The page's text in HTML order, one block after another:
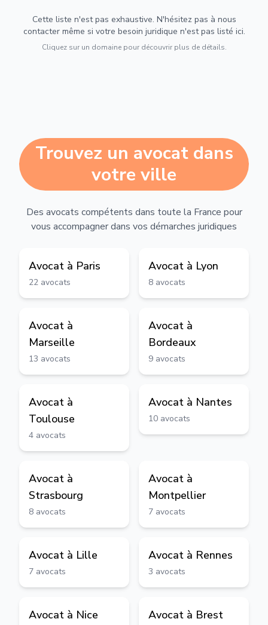
Cette liste n'est pas exhaustive. N'hésitez pas à nous
contacter même si votre besoin juridique n'est pas listé ici.
Cliquez sur un domaine pour découvrir plus de détails.
Trouvez un avocat dans
votre ville
Des avocats compétents dans toute la France pour
vous accompagner dans vos démarches juridiques
Avocat à Paris
22 avocats
Avocat à Lyon
8 avocats
Avocat à
Marseille
13 avocats
Avocat à
Bordeaux
9 avocats
Avocat à
Toulouse
4 avocats
Avocat à Nantes
10 avocats
Avocat à
Strasbourg
8 avocats
Avocat à
Montpellier
7 avocats
Avocat à Lille
7 avocats
Avocat à Rennes
3 avocats
Avocat à Nice Avocat à Brest